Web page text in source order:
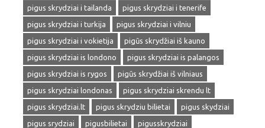
pigus skrydziai i tailanda
pigus skrydziai i tenerife
pigus skrydziai i turkija
pigus skrydziai i vilniu
pigus skrydziai i vokietija
pigūs skrydžiai iš kauno
pigus skrydziai is londono
pigus skrydziai is palangos
pigus skrydziai is rygos
pigūs skrydžiai iš vilniaus
pigus skrydziai londonas
pigus skrydziai skrendu lt
pigus skrydziai.lt
pigus skrydziu bilietai
pigus skydziai
pigus srydziai
pigusbilietai
pigusskrydziai